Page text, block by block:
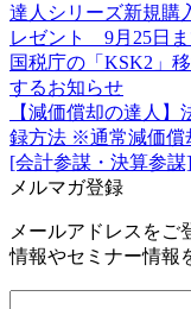
達人シリーズ新規
レゼント 9月25日
国税庁の「KSK2」
するお知らせ
【減価償却の達人
録方法 ※通常減価償
[会計参謀・決算参
メルマガ登録
メールアドレスをご
情報やセミナー情報